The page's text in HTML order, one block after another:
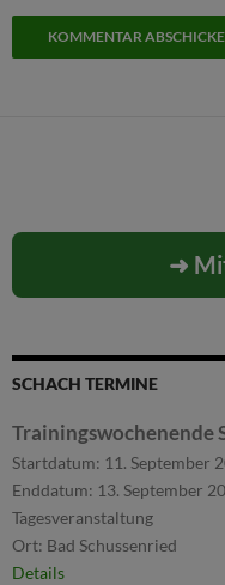
➜
SCHACH TERMINE
Trainingswochenende
Startdatum: 11. September
Enddatum: 13. September
Tagesveranstaltung
Ort: Bad Schussenried
Details